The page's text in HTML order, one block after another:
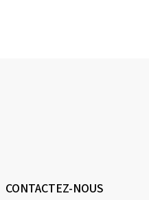
CONTACTEZ-NOUS